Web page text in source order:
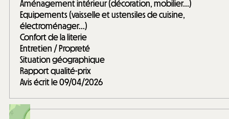
Aménagement intérieur (décoration, mobilier...)
Equipements (vaisselle et ustensiles de cuisine,
électroménager...)
Confort de la literie
Entretien / Propreté
Situation géographique
Rapport qualité-prix
Avis écrit le 09/04/2026